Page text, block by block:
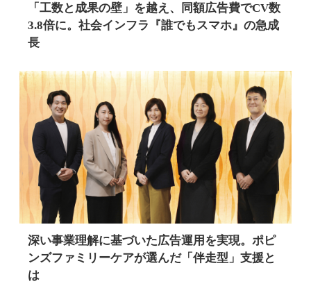
「工数と成果の壁」を越え、同額広告費でCV数
3.8倍に。社会インフラ『誰でもスマホ』の急成
長
深い事業理解に基づいた広告運用を実現。ポピ
ンズファミリーケアが選んだ「伴走型」支援と
は